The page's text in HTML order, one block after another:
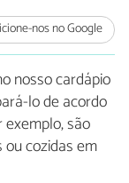
nos no Google
nosso cardápio
lo de acordo
exemplo, são
cozidas em